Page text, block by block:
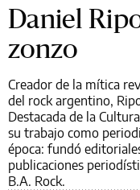
Daniel
zonzo
Creador de la mítica
del rock argentino,
Destacada de la
su trabajo como
época: fundó
publicaciones
B.A. Rock.